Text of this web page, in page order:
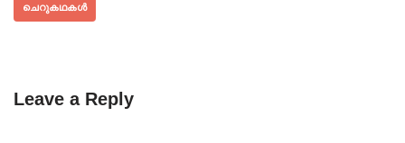
ചെറുകഥകൾ
Leave a Reply